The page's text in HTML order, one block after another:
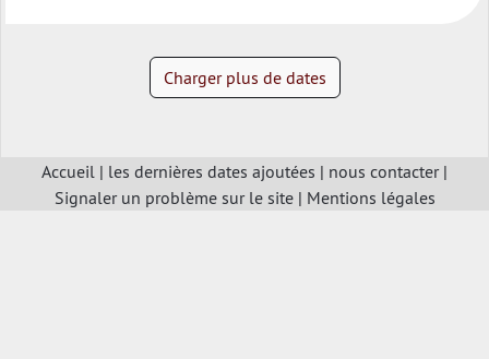
Charger plus de dates
Accueil | les dernières dates ajoutées | nous contacter|
Signaler un problème sur le site| Mentions légales